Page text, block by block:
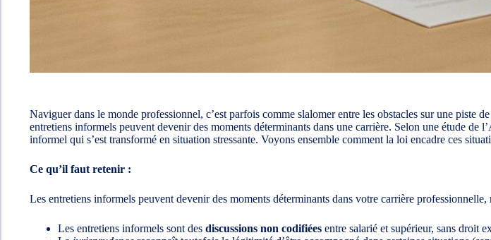
Naviguer dans le monde professionnel, c’est parfois comme slalomer entre les obstacles sur une piste
entretiens informels peuvent devenir des moments déterminants dans une carrière. Selon une étude
informel qui s’est transformé en situation stressante. Voyons ensemble comment la loi encadre ces
Ce qu’il faut retenir :
Les entretiens informels peuvent devenir des moments déterminants dans votre carrière
Les entretiens informels sont des discussions non codifiées entre salarié et supérieur, sans droit